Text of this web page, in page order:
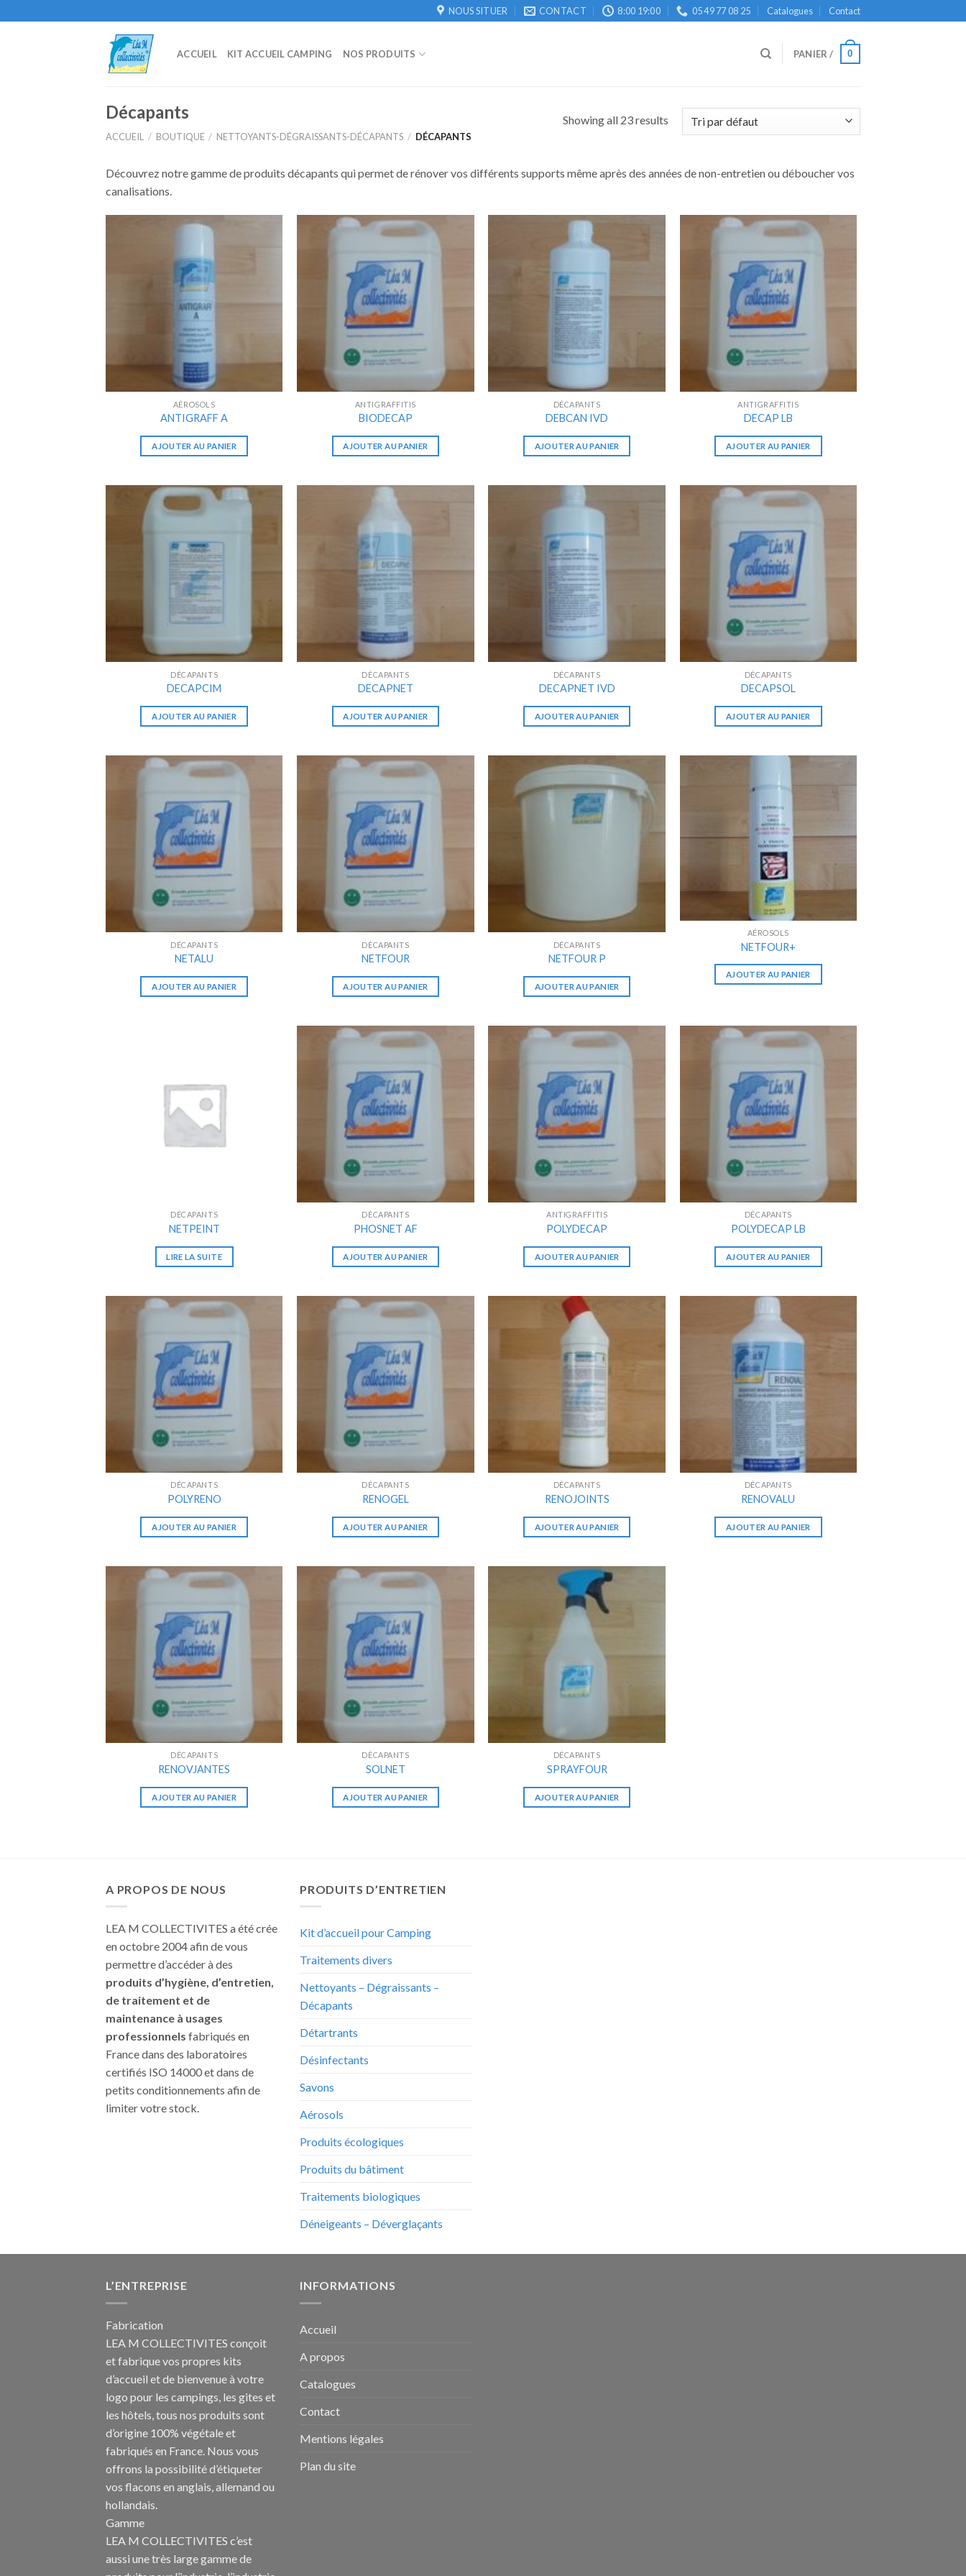
to
NOUS SITUER CONTACT 8:00 19:00 05 49 77 08 25 Catalogues Contact
ACCUEIL KIT ACCUEIL CAMPING NOS PRODUITS PANIER / 0
Décapants
ACCUEIL / BOUTIQUE / NETTOYANTS-DÉGRAISSANTS-DÉCAPANTS / DÉCAPANTS
Showing all 23 results
Découvrez notre gamme de produits décapants qui permet de rénover vos différents supports même après des années de non-entretien ou déboucher vos
canalisations.
AÉROSOLS
ANTIGRAFF A
AJOUTER AU PANIER
ANTIGRAFFITIS
BIODECAP
AJOUTER AU PANIER
DÉCAPANTS
DEBCAN IVD
AJOUTER AU PANIER
ANTIGRAFFITIS
DECAP LB
AJOUTER AU PANIER
DÉCAPANTS
DECAPCIM
AJOUTER AU PANIER
DÉCAPANTS
DECAPNET
AJOUTER AU PANIER
DÉCAPANTS
DECAPNET IVD
AJOUTER AU PANIER
DÉCAPANTS
DECAPSOL
AJOUTER AU PANIER
DÉCAPANTS
NETALU
AJOUTER AU PANIER
DÉCAPANTS
NETFOUR
AJOUTER AU PANIER
DÉCAPANTS
NETFOUR P
AJOUTER AU PANIER
AÉROSOLS
NETFOUR+
AJOUTER AU PANIER
DÉCAPANTS
NETPEINT
LIRE LA SUITE
DÉCAPANTS
PHOSNET AF
AJOUTER AU PANIER
ANTIGRAFFITIS
POLYDECAP
AJOUTER AU PANIER
DÉCAPANTS
POLYDECAP LB
AJOUTER AU PANIER
DÉCAPANTS
POLYRENO
AJOUTER AU PANIER
DÉCAPANTS
RENOGEL
AJOUTER AU PANIER
DÉCAPANTS
RENOJOINTS
AJOUTER AU PANIER
DÉCAPANTS
RENOVALU
AJOUTER AU PANIER
DÉCAPANTS
RENOVJANTES
AJOUTER AU PANIER
DÉCAPANTS
SOLNET
AJOUTER AU PANIER
DÉCAPANTS
SPRAYFOUR
AJOUTER AU PANIER
A PROPOS DE NOUS
LEA M COLLECTIVITES a été crée
en octobre 2004 afin de vous
permettre d’accéder à des
produits d’hygiène, d’entretien,
de traitement et de
maintenance à usages
professionnels fabriqués en
France dans des laboratoires
certifiés ISO 14000 et dans de
petits conditionnements afin de
limiter votre stock.
PRODUITS D’ENTRETIEN
Kit d’accueil pour Camping
Traitements divers
Nettoyants – Dégraissants –
Décapants
Détartrants
Désinfectants
Savons
Aérosols
Produits écologiques
Produits du bâtiment
Traitements biologiques
Déneigeants – Déverglaçants
L’ENTREPRISE
Fabrication
LEA M COLLECTIVITES conçoit
et fabrique vos propres kits
d’accueil et de bienvenue à votre
logo pour les campings , les gites et
les hôtels, tous nos produits sont
d’origine 100% végétale et
fabriqués en France. Nous vous
offrons la possibilité d’étiqueter
vos flacons en anglais, allemand ou
hollandais.
Gamme
LEA M COLLECTIVITES c’est
aussi une très large gamme de
INFORMATIONS
Accueil
A propos
Catalogues
Contact
Mentions légales
Plan du site